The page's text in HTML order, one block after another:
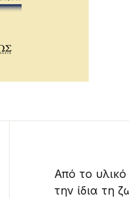
Από το υλικό
την ίδια τη